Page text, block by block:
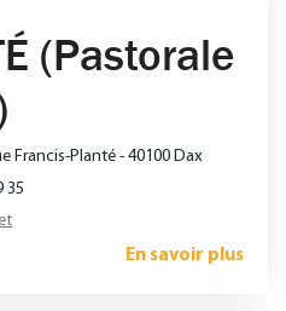
(Pastorale
Francis-Planté - 40100 Dax
35
En savoir plus